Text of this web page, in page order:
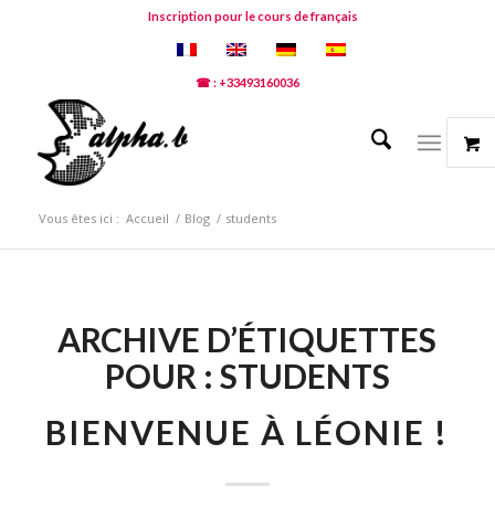
Inscription pour le cours de français
☎ : +33493160036
Vous êtes ici : Accueil / Blog / students
ARCHIVE D’ÉTIQUETTES
POUR : STUDENTS
BIENVENUE À LÉONIE !